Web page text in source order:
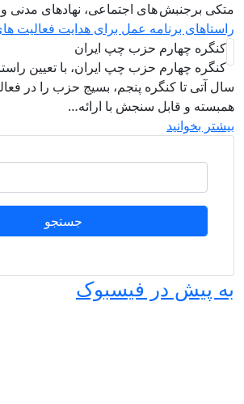
برجنبش های اجتماعی، نهادهای مدنی و
برنامه عمل برای هدایت فعالیت های
کنگره چهارم حزب چپ ایران
کنگره چهارم حزب چپ ایران، با تعیین
آتی تا کنگره پنجم، بسیج حزب را در
و قابل سنجش با ارائه…
بخوانید
پیش در فیسبوک